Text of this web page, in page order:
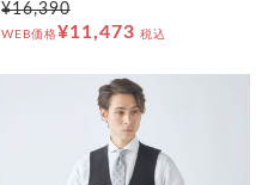
¥16,390
WEB価格¥11,473 税込